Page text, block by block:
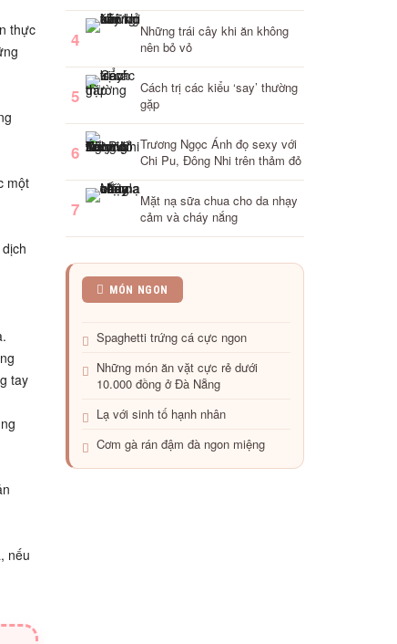
thực
một
tay
nếu
4
Những trái cây khi ăn không
nên bỏ vỏ
5
Cách trị các kiểu ‘say’ thường
gặp
6
Trương Ngọc Ánh đọ sexy với
Chi Pu, Đông Nhi trên thảm đỏ
7
Mặt nạ sữa chua cho da nhạy
cảm và cháy nắng
MÓN NGON
Spaghetti trứng cá cực ngon
Những món ăn vặt cực rẻ dưới
10.000 đồng ở Đà Nẵng
Lạ với sinh tố hạnh nhân
Cơm gà rán đậm đà ngon miệng